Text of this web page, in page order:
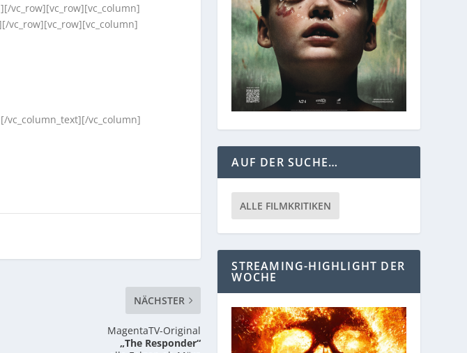
vc_row][vc_row][vc_column]
vc_row][vc_row][vc_column]
vc_column_text][/vc_column]
NÄCHSTER
MagentaTV-Original
„The Responder“
AUF DER SUCHE…
ALLE FILMKRITIKEN
STREAMING-HIGHLIGHT DER
WOCHE